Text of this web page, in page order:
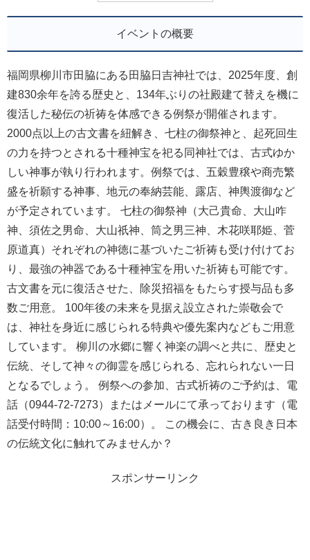
イベントの概要
福岡県柳川市田脇にある田脇日吉神社では、2025年度、創
建830余年を誇る歴史と、134年ぶりの社殿建て替えを機に
復活した秘伝の祈祷を体感できる例祭が開催されます。
2000点以上の古文書を紐解き、七柱の御祭神と、起死回生
の力を持つとされる十種神宝を祀る同神社では、古式ゆか
しい神事が執り行われます。例祭では、五穀豊穣や商売繁
盛を祈願する神事、地元の奉納芸能、露店、神輿渡御など
が予定されています。 七柱の御祭神（大己貴命、大山咋
神、須佐之男命、大山祇神、筒之男三神、木花咲耶姫、菅
原道真）それぞれの神徳に基づいたご祈祷も受け付けてお
り、最強の神器である十種神宝を用いた祈祷も可能です。
古文書を元に復活させた、除災招福をもたらす授与品も多
数ご用意。 100年後の未来を見据え設立された崇敬会で
は、神社を身近に感じられる特典や優先案内などもご用意
しています。 柳川の水郷に響く神楽の調べと共に、歴史と
伝統、そして神々の御霊を感じられる、忘れられない一日
となるでしょう。 例祭への参加、古式祈祷のご予約は、電
話（0944-72-7273）またはメールにて承っております（電
話受付時間：10:00～16:00）。 この機会に、古き良き日本
の伝統文化に触れてみませんか？
スポンサーリンク